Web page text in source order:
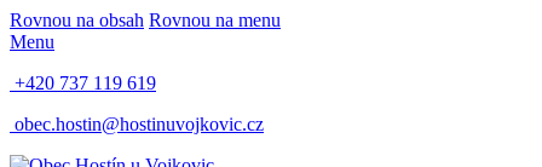
Rovnou na obsah Rovnou na menu
Menu
+420 737 119 619
obec.hostin@hostinuvojkovic.cz